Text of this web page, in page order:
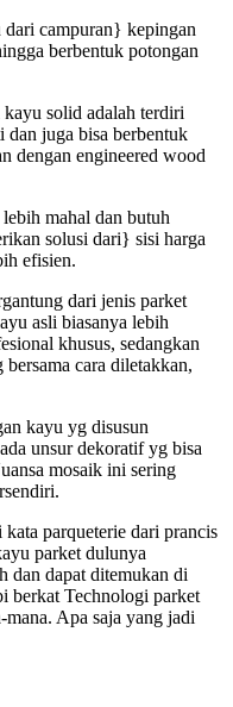
campuran} kepingan
berbentuk potongan
solid adalah terdiri
dan juga bisa berbentuk
dengan engineered wood
mahal dan butuh
solusi dari} sisi harga
efisien.
dari jenis parket
asli biasanya lebih
khusus, sedangkan
cara diletakkan,
kayu yg disusun
unsur dekoratif yg bisa
mosaik ini sering
kata parqueterie dari prancis
parket dulunya
dan dapat ditemukan di
berkat Technologi parket
Apa saja yang jadi